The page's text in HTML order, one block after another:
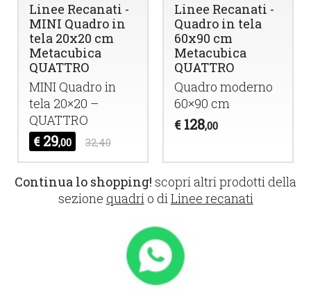
Linee Recanati -
MINI Quadro in
tela 20x20 cm
Metacubica
QUATTRO
MINIQuadro in
tela 20×20 –
QUATTRO
€ 29,00 32,40
Linee Recanati -
Quadro in tela
60x90 cm
Metacubica
QUATTRO
Quadro moderno
60×90 cm
€ 128,00
Continua lo shopping! scopri altri prodotti della
sezione quadrio diLinee recanati